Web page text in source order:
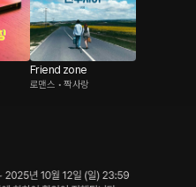
Friend zone
로맨스 • 짝사랑